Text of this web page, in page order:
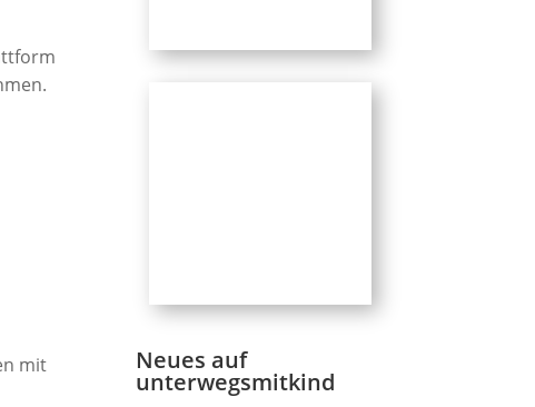
mit
Neues auf
unterwegsmitkind